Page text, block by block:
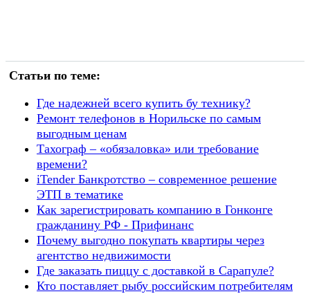
Статьи по теме:
Где надежней всего купить бу технику?
Ремонт телефонов в Норильске по самым
выгодным ценам
Тахограф – «обязаловка» или требование
времени?
iTender Банкротство – современное решение
ЭТП в тематике
Как зарегистрировать компанию в Гонконге
гражданину РФ - Прифинанс
Почему выгодно покупать квартиры через
агентство недвижимости
Где заказать пиццу с доставкой в Сарапуле?
Кто поставляет рыбу российским потребителям